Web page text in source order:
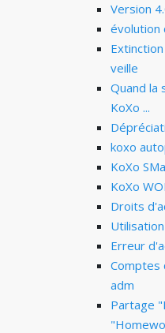
Version
évolution
veille
Quand la
KoXo ...
koxo
KoXo
KoXo
Droits
Erreur
Comptes
adm
Partage